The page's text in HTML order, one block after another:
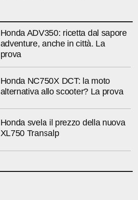
Honda ADV350: ricetta dal sapore
adventure, anche in città. La
prova
Honda NC750X DCT: la moto
alternativa allo scooter? La prova
Honda svela il prezzo della nuova
XL750 Transalp